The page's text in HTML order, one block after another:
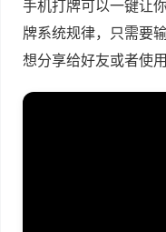
手机打牌可以一键让
牌系统规律，只需要
想分享给好友或者使